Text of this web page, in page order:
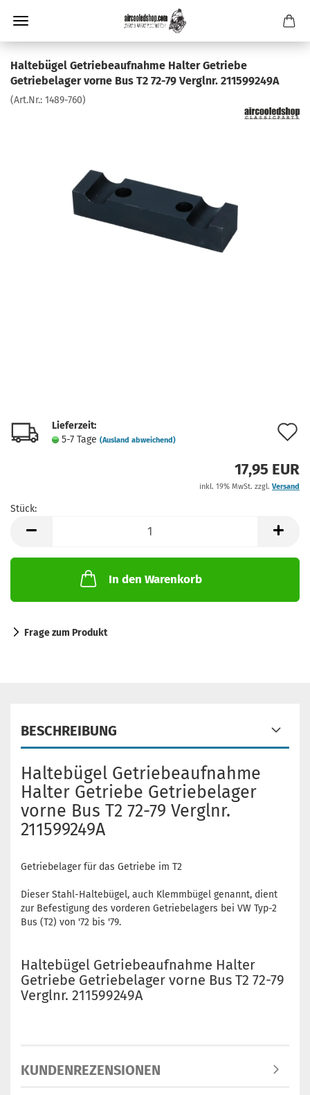
Haltebügel Getriebeaufnahme Halter Getriebe
Getriebelager vorne Bus T2 72-79 Verglnr. 211599249A
(Art.Nr.: 1489-760)
Lieferzeit:
5-7 Tage (Ausland abweichend)
17,95 EUR
inkl. 19% MwSt. zzgl. Versand
Stück:
In den Warenkorb
Frage zum Produkt
BESCHREIBUNG
Haltebügel Getriebeaufnahme
Halter Getriebe Getriebelager
vorne Bus T2 72-79 Verglnr.
211599249A
Getriebelager für das Getriebe im T2
Dieser Stahl-Haltebügel, auch Klemmbügel genannt, dient
zur Befestigung des vorderen Getriebelagers bei VW Typ-2
Bus (T2) von '72 bis '79.
Haltebügel Getriebeaufnahme Halter
Getriebe Getriebelager vorne Bus T2 72-79
Verglnr. 211599249A
KUNDENREZENSIONEN